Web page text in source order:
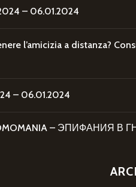
– 06.01.2024
l’amicizia a distanza?
– 06.01.2024
– ЭПИФАНИЯ